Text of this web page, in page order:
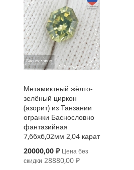
Метамиктный жёлто-
зелёный циркон
(азорит) из Танзании
огранки Баснословно
фантазийная
7,66x6,02мм 2,04 карат
Special
20000,00 ₽ Цена без
скидки 28880,00 ₽